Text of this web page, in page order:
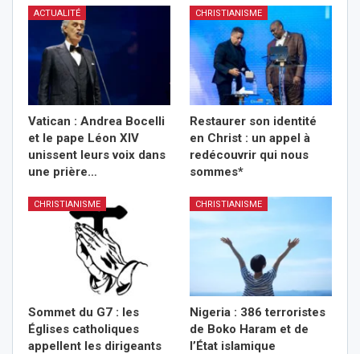
ACTUALITÉ
Vatican : Andrea Bocelli
et le pape Léon XIV
unissent leurs voix dans
une prière…
CHRISTIANISME
Restaurer son identité
en Christ : un appel à
redécouvrir qui nous
sommes*
CHRISTIANISME
Sommet du G7 : les
Églises catholiques
appellent les dirigeants
CHRISTIANISME
Nigeria : 386 terroristes
de Boko Haram et de
l’État islamique